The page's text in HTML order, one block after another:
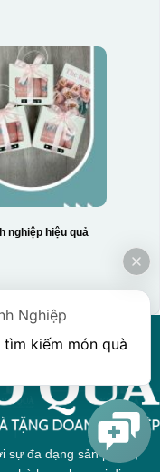
nghiệp hiệu quả
sự đa dạng sản phẩm,
Nghiệp
tìm kiếm món quà